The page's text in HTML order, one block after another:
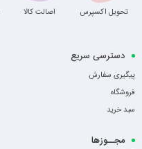
تحویل اکسپرس اصالت کالا
دسترسی سریع
پیگیری سفارش
فروشگاه
سبد خرید
مجــوزها